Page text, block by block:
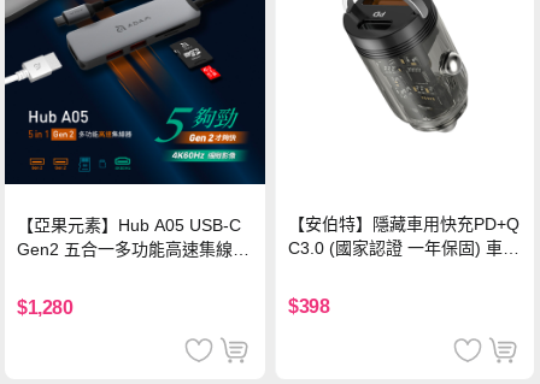
【亞果元素】Hub A05 USB-C
Gen2 五合一多功能高速集線
$1,280
【安伯特】隱藏車用快充PD+Q
C3.0 (國家認證 一年保固) 車充
$398